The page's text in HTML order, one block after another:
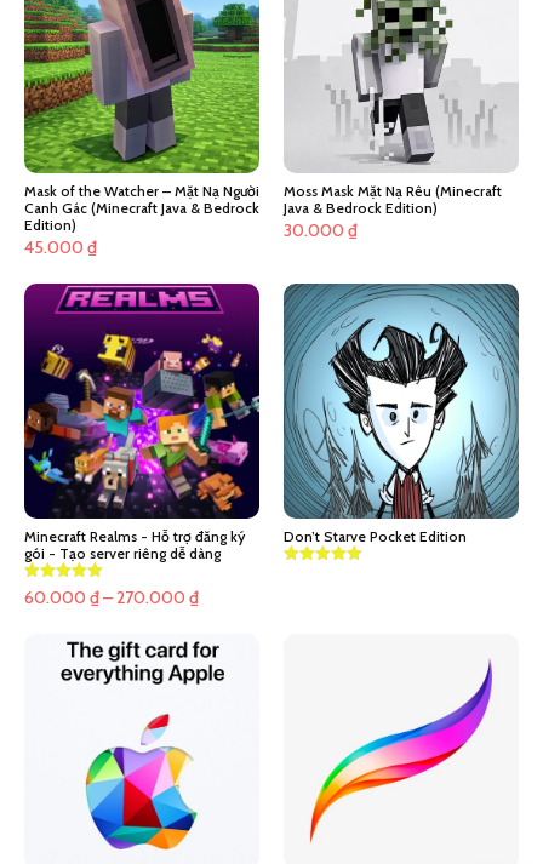
Mask of the Watcher – Mặt Nạ Người
Canh Gác (Minecraft Java & Bedrock
Edition)
45.000 ₫
Moss Mask Mặt Nạ Rêu (Minecraft
Java & Bedrock Edition)
30.000 ₫
Minecraft Realms - Hỗ trợ đăng ký
gói - Tạo server riêng dễ dàng
60.000 ₫–270.000 ₫Khoảng
từ
60.000 ₫
Don’t Starve Pocket Edition